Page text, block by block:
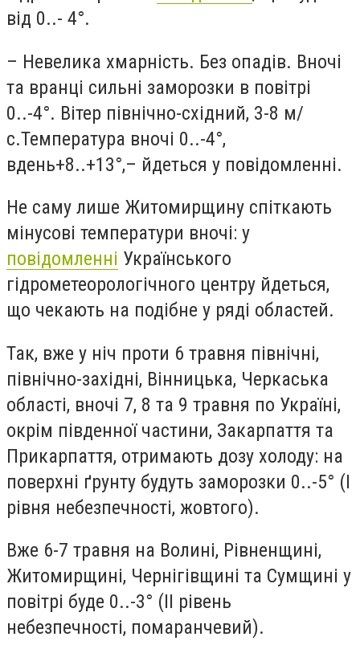
від 0..- 4°.
– Невелика хмарність. Без опадів. Вночі
та вранці сильні заморозки в повітрі
0..-4°. Вітер північно-східний, 3-8 м/
с.Температура вночі 0..-4°,
вдень+8..+13°,– йдеться у повідомленні.
Не саму лише Житомирщину спіткають
мінусові температури вночі: у
повідомленні Українського
гідрометеорологічного центру йдеться,
що чекають на подібне у ряді областей.
Так, вже у ніч проти 6 травня північні,
північно-західні, Вінницька, Черкаська
області, вночі 7, 8 та 9 травня по Україні,
окрім південної частини, Закарпаття та
Прикарпаття, отримають дозу холоду: на
поверхні ґрунту будуть заморозки 0..-5° (I
рівня небезпечності, жовтого).
Вже 6-7 травня на Волині, Рівненщині,
Житомирщині, Чернігівщині та Сумщині у
повітрі буде 0..-3° (II рівень
небезпечності, помаранчевий).